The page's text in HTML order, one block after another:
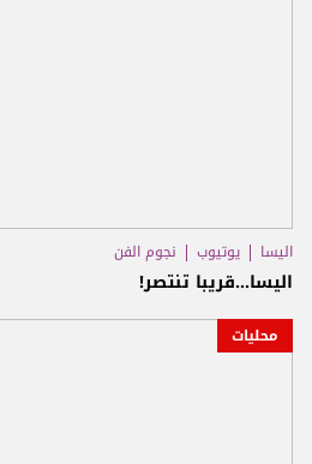
اليسا يوتيوب نجوم الفن
اليسا...قريبا تنتصر!
محليات